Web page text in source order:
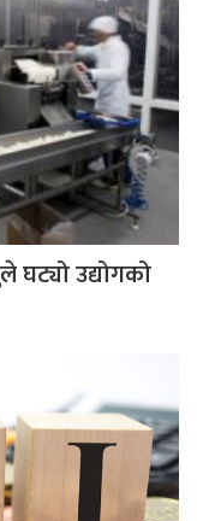
घट्यो उद्योगको